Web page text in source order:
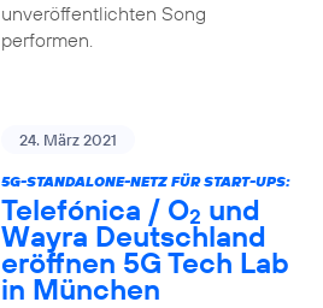
unveröffentlichten Song
performen.
24. März 2021
5G-STANDALONE-NETZ FÜR START-UPS:
Telefónica / O2 und
Wayra Deutschland
eröffnen 5G Tech Lab
in München